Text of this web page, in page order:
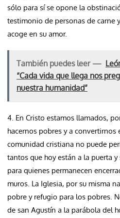
sólo para sí se opone la
testimonio de personas de carne
acoge en su amor.
También puedes leer —
“Cada vida que llega nos
nuestra humanidad”
4. En Cristo estamos llamados,
hacernos pobres y a convertirnos
comunidad cristiana no puede
tantos que hoy están a la puerta
para quienes permanecen
muros. La Iglesia, por su misma
pobre y refugio para los pobres.
de san Agustín a la parábola del